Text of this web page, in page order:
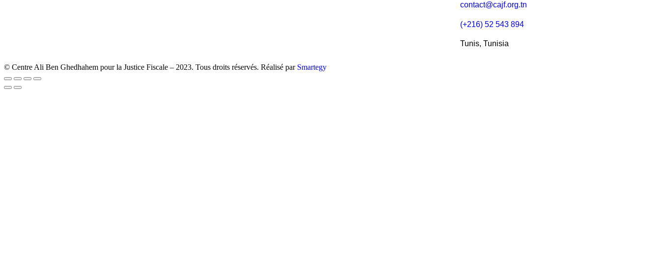
contact@cajf.org.tn
(+216) 52 543 894
Tunis, Tunisia
© Centre Ali Ben Ghedhahem pour la Justice Fiscale – 2023. Tous droits réservés. Réalisé parSmartegy